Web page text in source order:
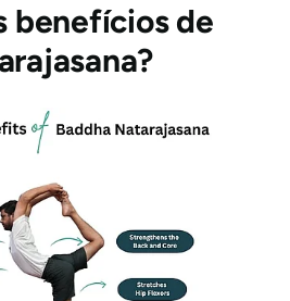
benefícios de